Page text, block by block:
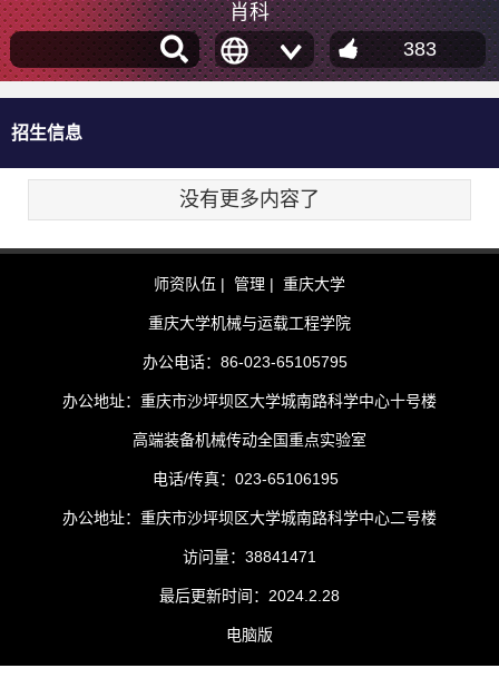
肖科
383
招生信息
没有更多内容了
师资队伍 | 管理 | 重庆大学
重庆大学机械与运载工程学院
办公电话：86-023-65105795
办公地址：重庆市沙坪坝区大学城南路科学中心十号楼
高端装备机械传动全国重点实验室
电话/传真：023-65106195
办公地址：重庆市沙坪坝区大学城南路科学中心二号楼
访问量： 38841471
最后更新时间： 2024 2 28
电脑版